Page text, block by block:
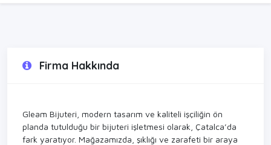
Firma Hakkında
Gleam Bijuteri, modern tasarım ve kaliteli işçiliğin ön
planda tutulduğu bir bijuteri işletmesi olarak, Çatalca’da
fark yaratıyor. Mağazamızda, şıklığı ve zarafeti bir araya